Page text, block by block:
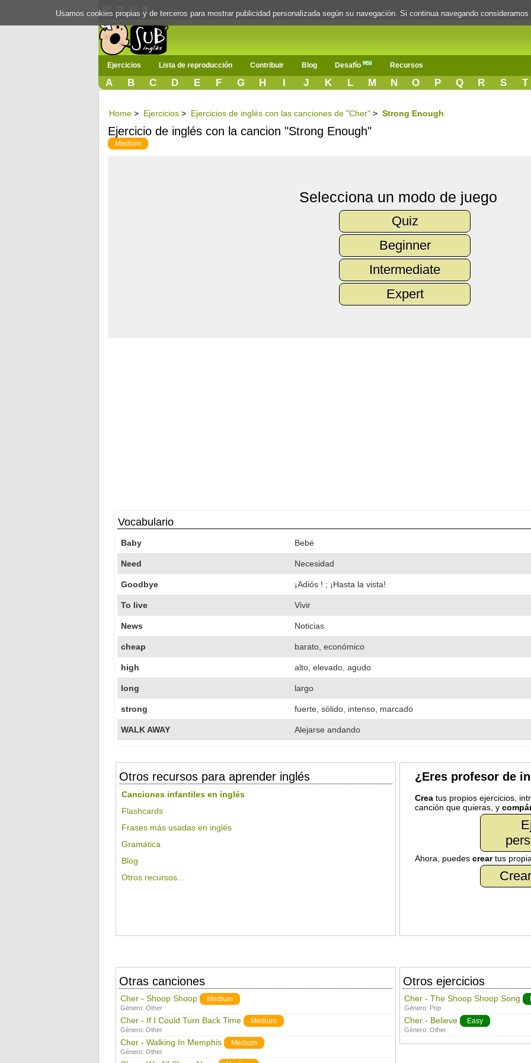
Ejercicios Lista de reproducción Contribuir Blog Desafío Recursos
A B C D E F G H I J K L M N O P Q R S T
Home > Ejercicios > Ejercicios de inglés con las canciones de "Cher" > Strong Enough
Ejercicio de inglés con la cancion "Strong Enough"
Medium
Selecciona un modo de juego
Quiz
Beginner
Intermediate
Expert
Vocabulario
Baby Bebé
Need Necesidad
Goodbye ¡Adiós ! ; ¡Hasta la vista!
To live Vivir
News Noticias
cheap barato, económico
high alto, elevado, agudo
long largo
strong fuerte, sólido, intenso, marcado
WALK AWAY Alejarse andando
Otros recursos para aprender inglés
Canciones infantiles en inglés
Flashcards
Frases más usadas en inglés
Gramática
Blog
Otros recursos...
¿Eres profesor de
Creatus propios ejercicios,
canción que quieras, y
Ahora, puedes creartus
Otras canciones
Cher - Shoop Shoop Medium
Género: Other
Cher - If I Could Turn Back Time Medium
Género: Other
Cher - Walking In Memphis Medium
Género: Other
Otros ejercicios
Cher - The Shoop Shoop Song
Género: Pop
Cher - Believe Easy
Género: Other
Usamos cookies propias y de terceros para mostrar publicidad personalizada según su navegación. Si continua navegando